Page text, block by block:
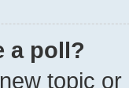
a poll?
topic